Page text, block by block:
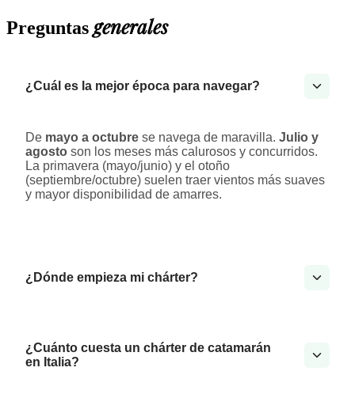
Preguntasgenerales
¿Cuál es la mejor época para navegar?
De mayo a octubre se navega de maravilla. Julio y
agosto son los meses más calurosos y concurridos.
La primavera (mayo/junio) y el otoño
(septiembre/octubre) suelen traer vientos más suaves
y mayor disponibilidad de amarres.
¿Dónde empieza mi chárter?
¿Cuánto cuesta un chárter de catamarán
en Italia?